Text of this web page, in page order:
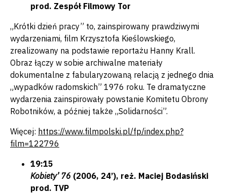
prod. Zespół Filmowy Tor
„Krótki dzień pracy” to, zainspirowany prawdziwymi
wydarzeniami, film Krzysztofa Kieślowskiego,
zrealizowany na podstawie reportażu Hanny Krall.
Obraz łączy w sobie archiwalne materiały
dokumentalne z fabularyzowaną relacją z jednego dnia
„wypadków radomskich” 1976 roku. Te dramatyczne
wydarzenia zainspirowały powstanie Komitetu Obrony
Robotników, a później także „Solidarności”.
Więcej: https://www.filmpolski.pl/fp/index.php?
film=122796
19:15
Kobiety’ 76 (2006, 24’), reż. Maciej Bodasiński
prod. TVP